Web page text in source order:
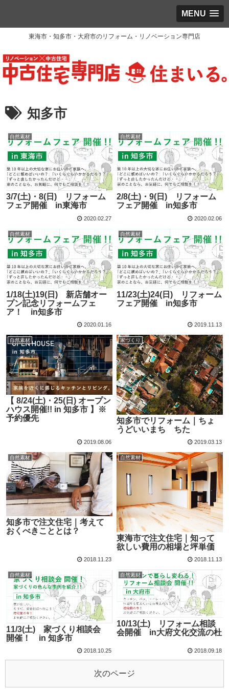
MENU
東海市・知多市・大府市のリフォーム・リノベーション専門店
知多市
自然素材
3/7(土)・8(日) リフォーム
フェア開催 in東海市
2020.02.27
自然素材
2/8(土)・9(日) リフォーム
フェア開催 in知多市
2020.02.06
自然素材
1/18(土)19(日) 新店舗オー
プン記念リフォームフェ
ア！ in知多市
2020.01.16
自然素材
11/23(土)24(日) リフォーム
フェア開催 in知多市
2019.11.13
自然素材
【 8/24(土)・25(日) オープン
ハウス開催!! in 知多市 】※
予約優先
2019.08.06
家づくり
知多市でリフォーム｜ちょ
うどいいまち ちた
2019.03.13
自然素材
知多市で注文住宅｜考えて
おくべきこととは？
2018.11.23
自然素材
東海市で注文住宅｜知って
欲しい費用の相場と坪単価
2018.11.13
自然素材
11/3(土) 家づくり相談会
開催！ in 知多市
2018.10.25
自然素材
10/13(土) リフォーム相談
会開催 in大府文化交流の杜
2018.09.18
次のページ